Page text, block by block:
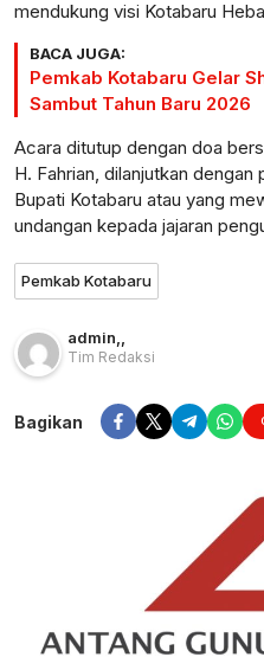
mendukung visi Kotabaru
BACA JUGA:
Pemkab Kotabaru Gelar
Sambut Tahun Baru 2026
Acara ditutup dengan doa
H. Fahrian, dilanjutkan
Bupati Kotabaru atau yang
undangan kepada jajaran
Pemkab Kotabaru
admin
Tim Redaksi
Bagikan